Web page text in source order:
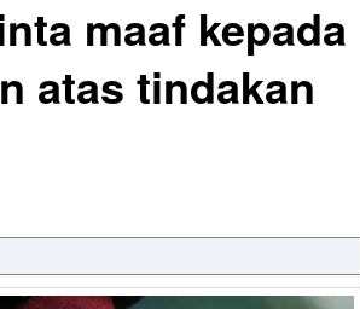
maaf kepada
atas tindakan